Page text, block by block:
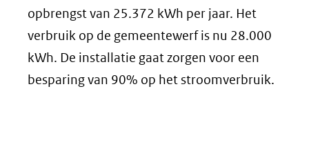
opbrengst van 25.372 kWh per jaar. Het
verbruik op de gemeentewerf is nu 28.000
kWh. De installatie gaat zorgen voor een
besparing van 90% op het stroomverbruik.